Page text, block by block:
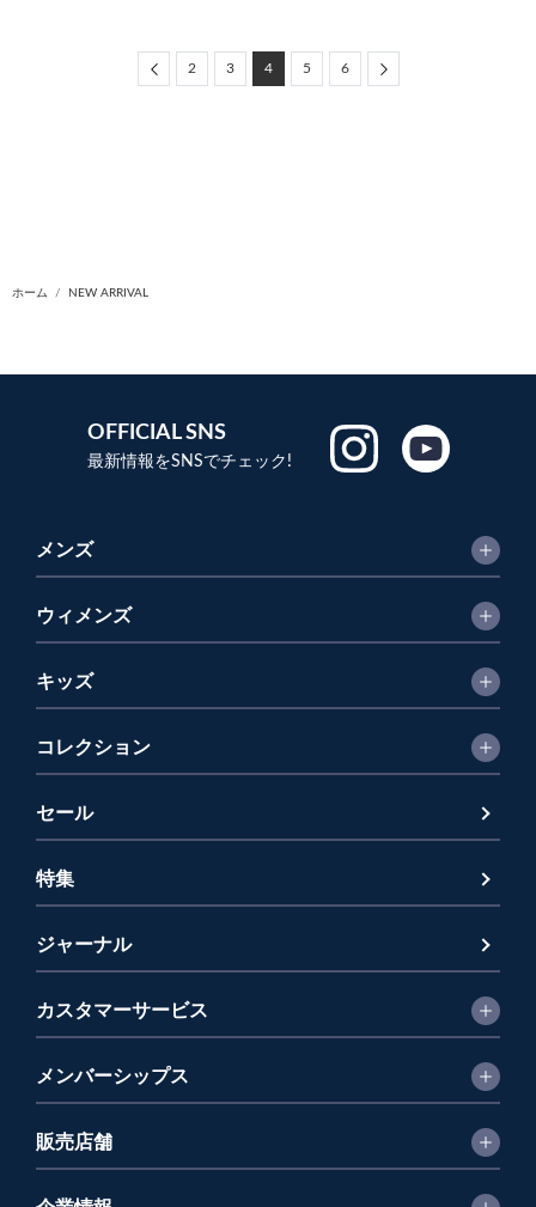
Previous
2 3 4 5 6 Next
ホーム NEW ARRIVAL
OFFICIAL SNS
最新情報をSNSでチェック!
メンズ
ウィメンズ
キッズ
コレクション
セール
特集
ジャーナル
カスタマーサービス
メンバーシップス
販売店舗